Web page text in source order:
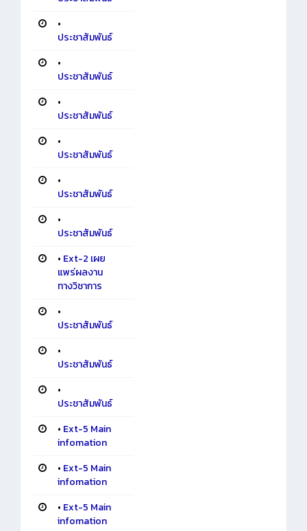
•
ประชาสัมพันธ์
•
ประชาสัมพันธ์
•
ประชาสัมพันธ์
•
ประชาสัมพันธ์
•
ประชาสัมพันธ์
•
ประชาสัมพันธ์
• Ext-2 เผย
แพร่ผลงาน
ทางวิชาการ
•
ประชาสัมพันธ์
•
ประชาสัมพันธ์
•
ประชาสัมพันธ์
• Ext-5 Main
infomation
• Ext-5 Main
infomation
• Ext-5 Main
infomation